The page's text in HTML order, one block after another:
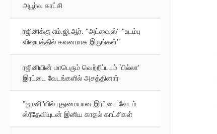
அபூர்வ காட்சி
ரஜினிக்கு எம்.ஜி.ஆர். "அட்வைஸ்'' "உடம்பு
விஷயத்தில் கவனமாக இருங்கள்''
ரஜினியின் மாபெரும் வெற்றிப்படம் `பில்லா'
இரட்டை வேடங்களில் அசத்தினார்
"ஜானி''யில் புதுமையான இரட்டை வேடம்
ஸ்ரீதேவியுடன் இனிய காதல் காட்சிகள்